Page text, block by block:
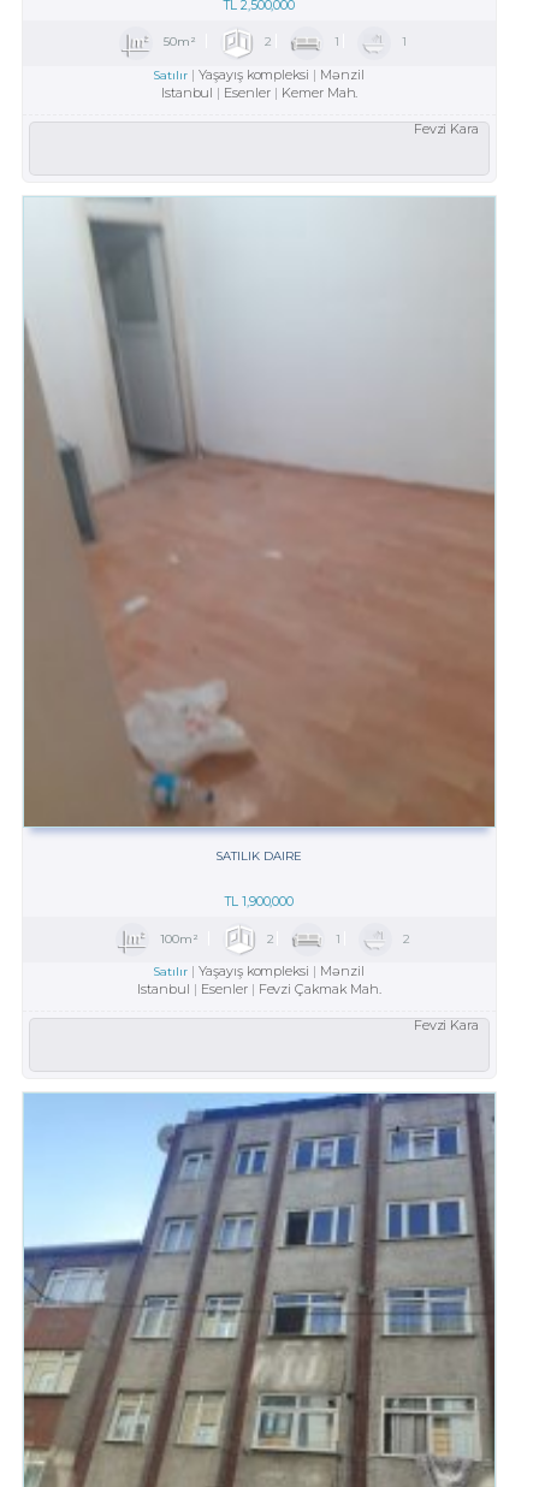
TL2,500,000
50m² 2 1 1
Satılır Yaşayış kompleksi
Mənzil
Istanbul
Esenler Kemer Mah.
Fevzi Kara
SATILIK DAIRE
TL1,900,000
100m² 2 1 2
Satılır Yaşayış kompleksi
Mənzil
Istanbul
Esenler Fevzi Çakmak Mah.
Fevzi Kara